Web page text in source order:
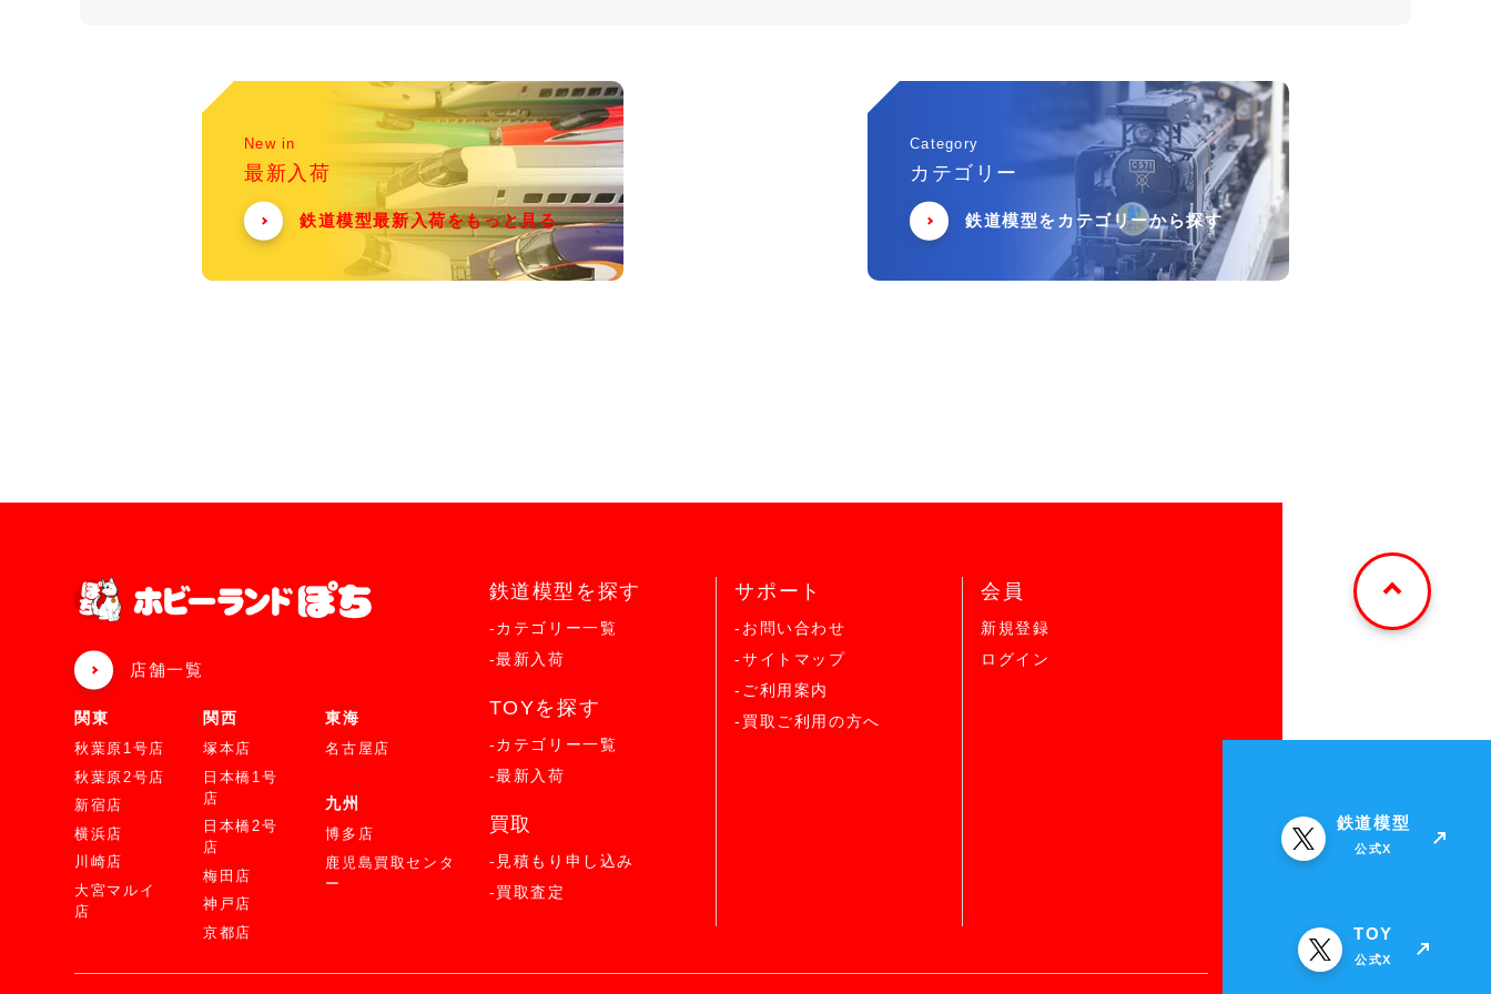
New in
最新入荷
鉄道模型最新入荷をもっと見る
Category
カテゴリー
鉄道模型をカテゴリーから探す
店舗一覧
関東
秋葉原1号店
秋葉原2号店
新宿店
横浜店
川崎店
大宮マルイ
店
関西
塚本店
日本橋1号
店
日本橋2号
店
梅田店
神戸店
京都店
東海
名古屋店
九州
博多店
鹿児島買取センタ
ー
鉄道模型を探す
-カテゴリー一覧
-最新入荷
TOYを探す
-カテゴリー一覧
-最新入荷
買取
-見積もり申し込み
-買取査定
サポート
-お問い合わせ
-サイトマップ
-ご利用案内
-買取ご利用の方へ
会員
新規登録
ログイン
鉄道模型
公式X
TOY
公式X